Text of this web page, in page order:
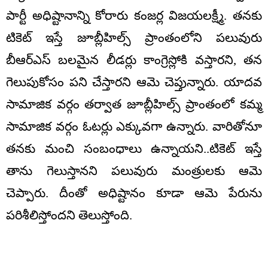
పార్టీ అధిష్టానాన్ని కోరారు కంజర్ల విజయలక్ష్మీ. తనకు
టికెట్ ఇస్తే జూబ్లీహిల్స్ ప్రాంతంలోని పలువురు
బీఆర్ఎస్ బలమైన లీడర్లు కాంగ్రెస్లోకి వస్తారని, తన
గెలుపుకోసం పని చేస్తారని ఆమె చెప్తున్నారు. యాదవ
సామాజిక వర్గం తర్వాత జూబ్లీహిల్స్ ప్రాంతంలో కమ్మ
సామాజిక వర్గం ఓటర్లు ఎక్కువగా ఉన్నారు. వారితోనూ
తనకు మంచి సంబంధాలు ఉన్నాయని..టికెట్ ఇస్తే
తాను గెలుస్తానని పలువురు మంత్రులకు ఆమె
చెప్పారు. దీంతో అధిష్టానం కూడా ఆమె పేరును
పరిశీలిస్తోందని తెలుస్తోంది.